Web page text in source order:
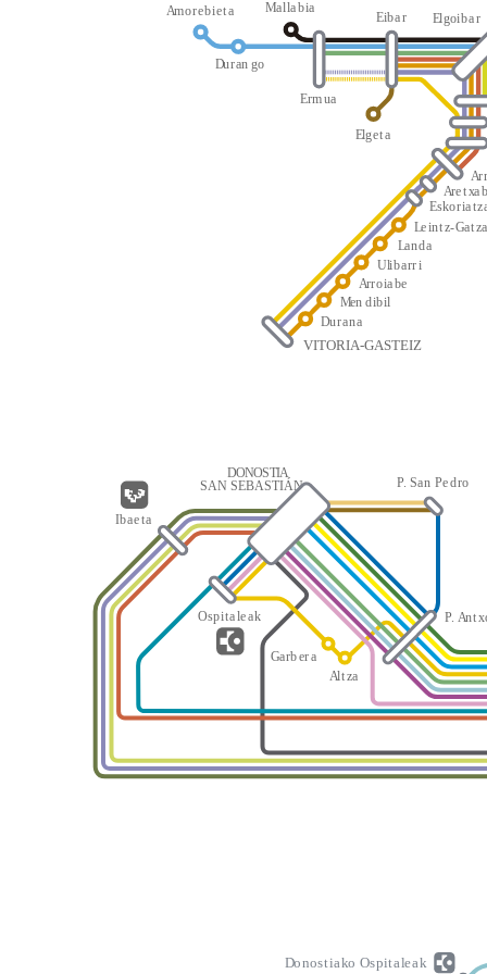
Durana
Men dibil
Arroiabe
Ulibarri
Landa
Leintz-Gatz
VITORIA-GASTEIZ
Arr
Aretxab
Eskoriatz
Elgeta
Amorebieta
Duran go
Mallabia
Eibar
Ermua
Elgoibar
Altza
Garbera
DONOSTIA
SAN SEBASTIÁN P. San Pedro
P Antx
Ospitaleak
Ibaeta
Donostiako Ospitaleak